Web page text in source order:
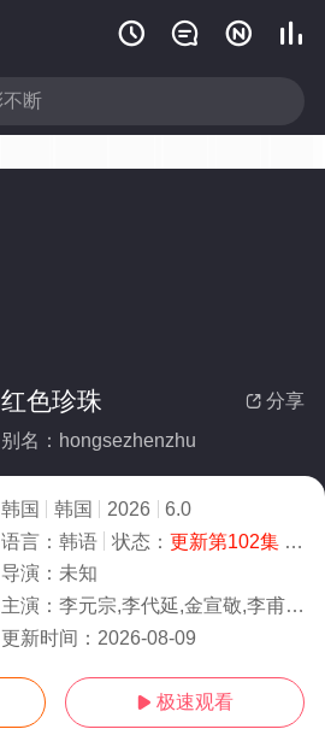
   
 分享
红色珍珠
别名：hongsezhenzhu
韩国 韩国 2026
6.0
语言： 韩语 状态： 更新第102集- 免费在线观看
导演： 未知
主演： 李元宗,李代延,金宣敬,李甫姫,朴真熙,韩振熙,李应敬,金惠仙,이정용,채빈
更新时间： 2026-08-09
 极速观看